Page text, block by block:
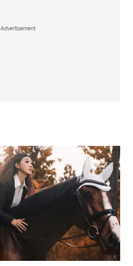
Advertisement